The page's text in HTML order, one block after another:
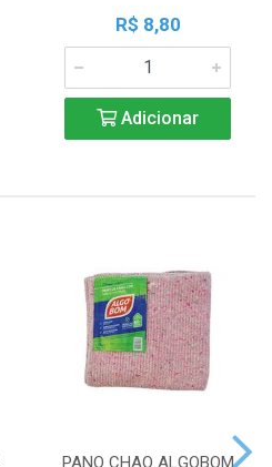
R$ 8,80
Adicionar
PANO CHAO ALGOBOM